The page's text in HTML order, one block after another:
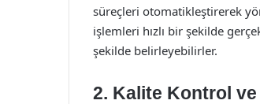
süreçleri otomatikleştirerek
işlemleri hızlı bir şekilde
şekilde belirleyebilirler.
2. Kalite Kontrol